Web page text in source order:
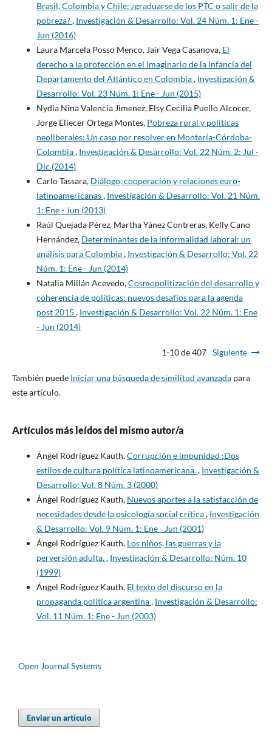
Brasil, Colombia y Chile: ¿graduarse de los PTC o salir de la
pobreza?, Investigación & Desarrollo: Vol. 24 Núm. 1: Ene -
Jun (2016)
Laura Marcela Posso Menco, Jair Vega Casanova, El
derecho a la protección en el imaginario de la infancia del
Departamento del Atlántico en Colombia, Investigación &
Desarrollo: Vol. 23 Núm. 1: Ene - Jun (2015)
Nydia Nina Valencia Jimenez, Elsy Cecilia Puello Alcocer,
Jorge Eliecer Ortega Montes, Pobreza rural y políticas
neoliberales: Un caso por resolver en Montería-Córdoba-
Colombia, Investigación & Desarrollo: Vol. 22 Núm. 2: Jul -
Dic (2014)
Carlo Tassara, Diálogo, cooperación y relaciones euro-
latinoamericanas, Investigación & Desarrollo: Vol. 21 Núm.
1: Ene - Jun (2013)
Raúl Quejada Pérez, Martha Yánez Contreras, Kelly Cano
Hernández, Determinantes de la informalidad laboral: un
análisis para Colombia, Investigación & Desarrollo: Vol. 22
Núm. 1: Ene - Jun (2014)
Natalia Millán Acevedo,Cosmopolitización del desarrollo y
coherencia de políticas: nuevos desafíos para la agenda
post 2015 , Investigación & Desarrollo: Vol. 22 Núm. 1: Ene
- Jun (2014)
1-10 de 407 Siguiente
También puede Iniciar una búsqueda de similitud avanzadapara
este artículo.
Artículos más leídos del mismo autor/a
Ángel Rodríguez Kauth,Corrupción e impunidad :Dos
estilos de cultura política latinoamericana., Investigación &
Desarrollo: Vol. 8 Núm. 3 (2000)
Ángel Rodríguez Kauth, Nuevos aportes a la satisfacción de
necesidades desde la psicología social crítica, Investigación
& Desarrollo: Vol. 9 Núm. 1: Ene - Jun (2001)
Ángel Rodríguez Kauth, Los niños, las guerras y la
perversión adulta., Investigación & Desarrollo: Núm. 10
(1999)
Ángel Rodríguez Kauth, El texto del discurso en la
propaganda política argentina, Investigación & Desarrollo:
Vol. 11 Núm. 1: Ene - Jun (2003)
Open Journal Systems
Enviar un artículo